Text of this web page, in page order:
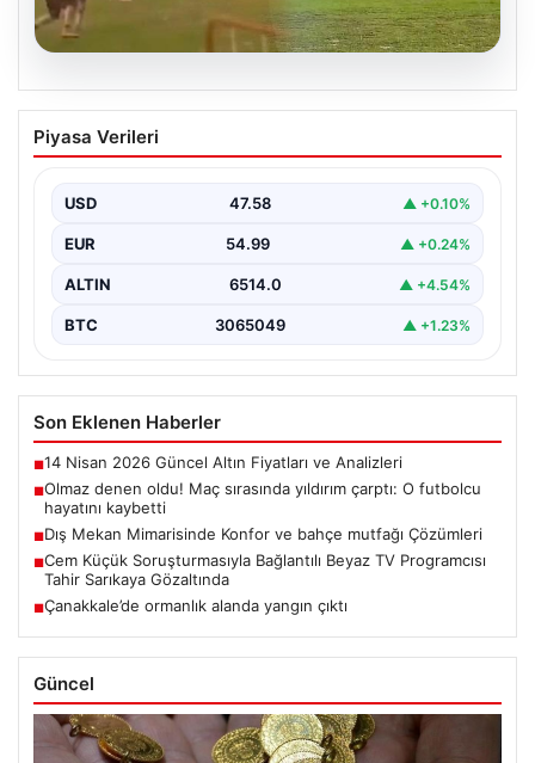
05.08.2026
Olmaz denen oldu! Maç sırasında
yıldırım çarptı: O futbolcu hayatını
Piyasa Verileri
USD 47.58 ▲ +0.10%
EUR 54.99 ▲ +0.24%
ALTIN 6514.0 ▲ +4.54%
BTC 3065049 ▲ +1.23%
Son Eklenen Haberler
■14 Nisan 2026 Güncel Altın Fiyatları ve Analizleri
■Olmaz denen oldu! Maç sırasında yıldırım çarptı: O futbolcu
hayatını kaybetti
■Dış Mekan Mimarisinde Konfor ve bahçe mutfağı Çözümleri
■Cem Küçük Soruşturmasıyla Bağlantılı Beyaz TV Programcısı
Tahir Sarıkaya Gözaltında
■Çanakkale’de ormanlık alanda yangın çıktı
Güncel